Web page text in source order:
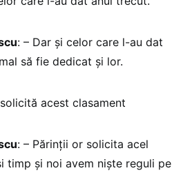
: – Dar şi celor care l-au dat
să fie dedicat şi lor.
acest clasament
: – Părinţii or solicita acel
timp şi noi avem nişte reguli pe